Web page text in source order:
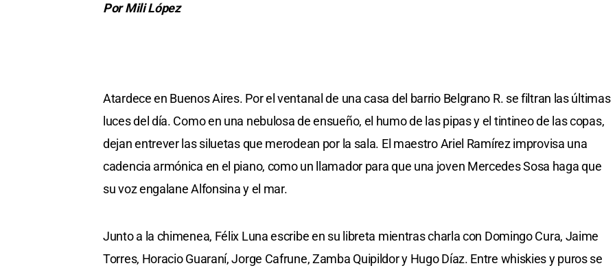
Por Mili López
Atardece en Buenos Aires. Por el ventanal de una casa del barrio Belgrano R. se filtran las últimas
luces del día. Como en una nebulosa de ensueño, el humo de las pipas y el tintineo de las copas,
dejan entrever las siluetas que merodean por la sala. El maestro Ariel Ramírez improvisa una
cadencia armónica en el piano, como un llamador para que una joven Mercedes Sosa haga que
su voz engalane Alfonsina y el mar.
Junto a la chimenea, Félix Luna escribe en su libreta mientras charla con Domingo Cura, Jaime
Torres, Horacio Guaraní, Jorge Cafrune, Zamba Quipildor y Hugo Díaz. Entre whiskies y puros se